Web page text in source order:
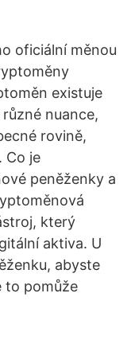
oficiální měnou
existuje
nuance,
rovině,
Co je
peněženky a
který
aktiva. U
abyste
to pomůže